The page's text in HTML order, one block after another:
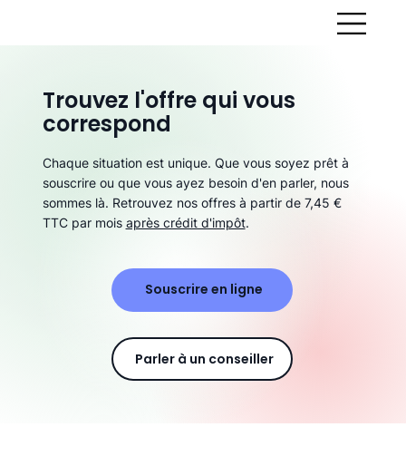
Trouvez l'offre qui vous
correspond
Chaque situation est unique. Que vous soyez prêt à
souscrire ou que vous ayez besoin d'en parler, nous
sommes là. Retrouvez nos offres à partir de 7,45 €
TTC par mois après crédit d'impôt.
Souscrire en ligne
Parler à un conseiller